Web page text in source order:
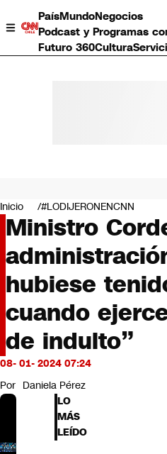
PaísMundoNegocios
Podcast y Programas
Futuro 360Cultura
Negocios
Deportes
Programas completos
Cultura
Servicios
Bits
CNN tiempo
Futuro 360
Opinión
Inicio #LODIJERONENCNN
Ministro
hubiese
cuando
de indulto”
08- 01- 2024 07:24
Por Daniela Pérez
LO
MÁS
LEÍDO